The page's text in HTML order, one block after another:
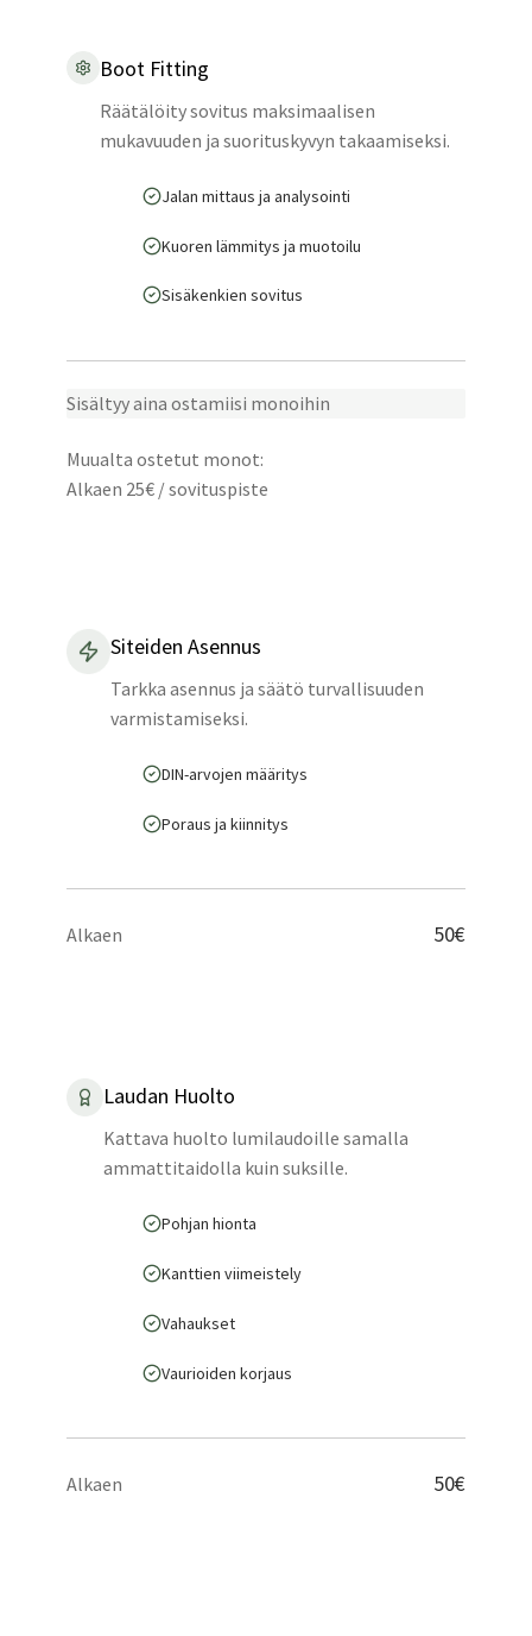
Boot Fitting
Räätälöity sovitus maksimaalisen
mukavuuden ja suorituskyvyn takaamiseksi.
Jalan mittaus ja analysointi
Kuoren lämmitys ja muotoilu
Sisäkenkien sovitus
Sisältyy aina ostamiisi monoihin
Muualta ostetut monot:
Alkaen 25€ / sovituspiste
Siteiden Asennus
Tarkka asennus ja säätö turvallisuuden
varmistamiseksi.
DIN-arvojen määritys
Poraus ja kiinnitys
Alkaen 50€
Laudan Huolto
Kattava huolto lumilaudoille samalla
ammattitaidolla kuin suksille.
Pohjan hionta
Kanttien viimeistely
Vahaukset
Vaurioiden korjaus
Alkaen 50€